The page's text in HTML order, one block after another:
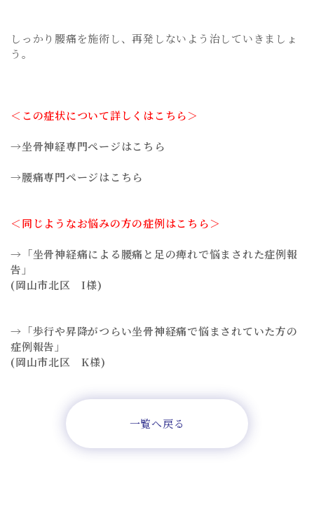
しっかり腰痛を施術し、再発しないよう治していきましょ
う。
＜この症状について詳しくはこちら＞
→坐骨神経専門ページはこちら
→腰痛専門ページはこちら
＜同じようなお悩みの方の症例はこちら＞
→「坐骨神経痛による腰痛と足の痺れで悩まされた症例報
告」
(岡山市北区 I様)
→「歩行や昇降がつらい坐骨神経痛で悩まされていた方の
症例報告」
(岡山市北区 K様)
一覧へ戻る